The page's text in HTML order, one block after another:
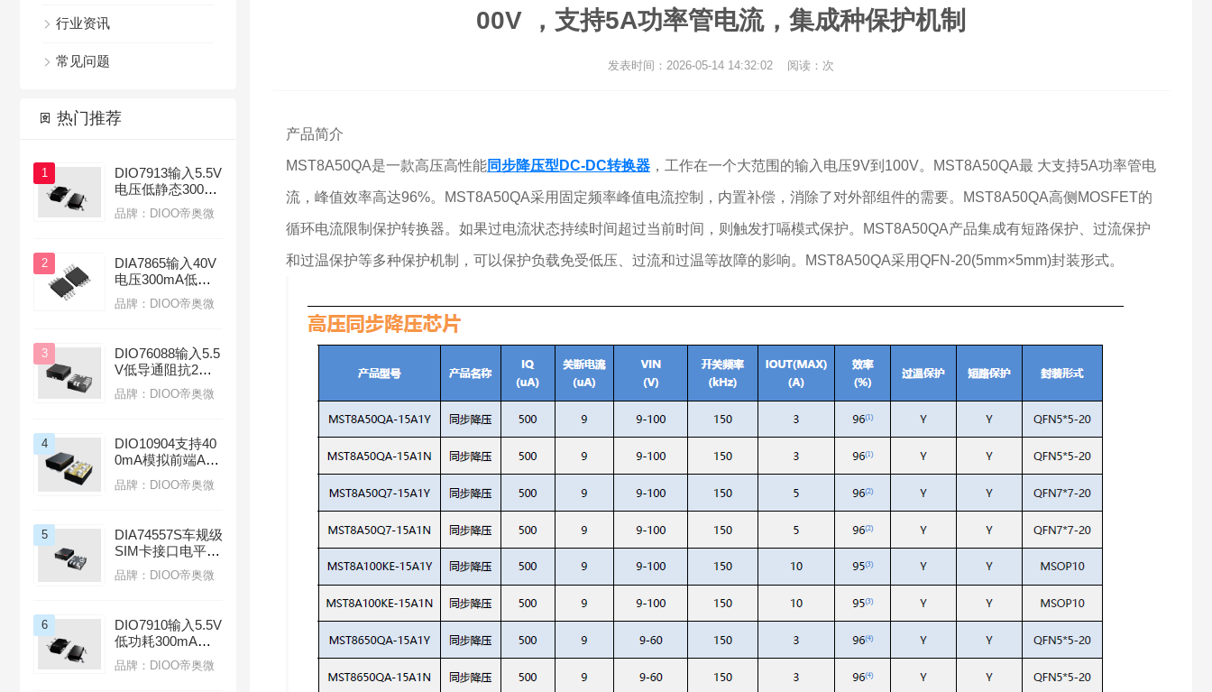
 行业资讯
 常见问题
 热门推荐
1
DIO7913输入5.5V
电压低静态300m
A电流LDO线性稳
压器应用于蓝牙无
品牌：DIOO帝奥微
2
DIA7865输入40V
电压300mA低功
耗应用汽车前大灯
线性LDO稳压器
品牌：DIOO帝奥微
3
DIO76088输入5.5
V低导通阻抗2mΩ
负载开关应用于服
务器
品牌：DIOO帝奥微
4
DIO10904支持40
0mA模拟前端AFE
芯片光模块
品牌：DIOO帝奥微
5
DIA74557S车规级
SIM卡接口电平转
换芯片适用于智能
座舱
品牌：DIOO帝奥微
6
DIO7910输入5.5V
低功耗300mA线
性LDO稳压器带
热过载保护功能
品牌：DIOO帝奥微
00V ，支持5A功率管电流，集成种保护机制
发表时间：2026-05-14 14:32:02 阅读： 次
产品简介
MST8A50QA是一款高压高性能同步降压型DC-DC转换器 ，工作在一个大范围的输入电压9V到100V。MST8A50QA最 大支持5A功率管电
流，峰值效率高达96%。MST8A50QA采用固定频率峰值电流控制，内置补偿，消除了对外部组件的需要。MST8A50QA高侧MOSFET的
循环电流限制保护转换器。如果过电流状态持续时间超过当前时间，则触发打嗝模式保护。MST8A50QA产品集成有短路保护、过流保护
和过温保护等多种保护机制，可以保护负载免受低压、过流和过温等故障的影响。MST8A50QA采用QFN-20(5mm×5mm)封装形式。